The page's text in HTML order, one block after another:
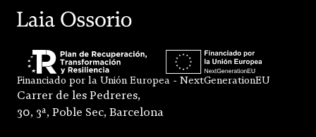
Financiado por la Unión Europea - NextGenerationEU
Carrer de les Pedreres,
30, 3ª, Poble Sec, Barcelona